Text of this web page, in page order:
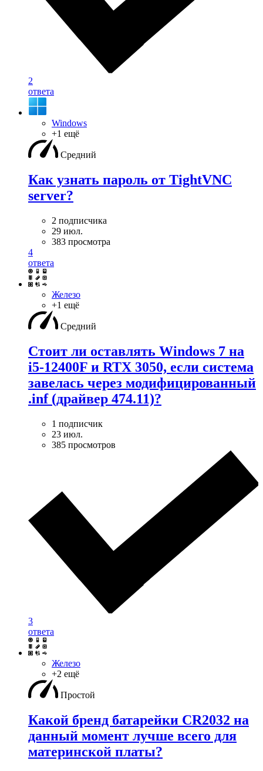
2
ответа
Windows
+1 ещё
Средний
Как узнать пароль от TightVNC
server?
2 подписчика
29 июл.
383 просмотра
4
ответа
Железо
+1 ещё
Средний
Стоит ли оставлять Windows 7 на
i5-12400F и RTX 3050, если система
завелась через модифицированный
.inf (драйвер 474.11)?
1 подписчик
23 июл.
385 просмотров
3
ответа
Железо
+2 ещё
Простой
Какой бренд батарейки CR2032 на
данный момент лучше всего для
материнской платы?